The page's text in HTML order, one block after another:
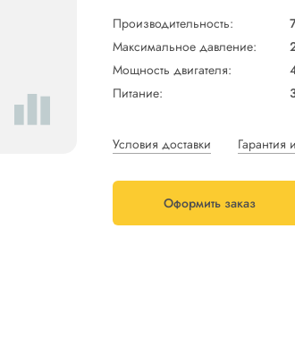
Производительность:
Максимальное давление:
Мощность двигателя:
Питание:
Условия доставки Гарантия
Оформить заказ